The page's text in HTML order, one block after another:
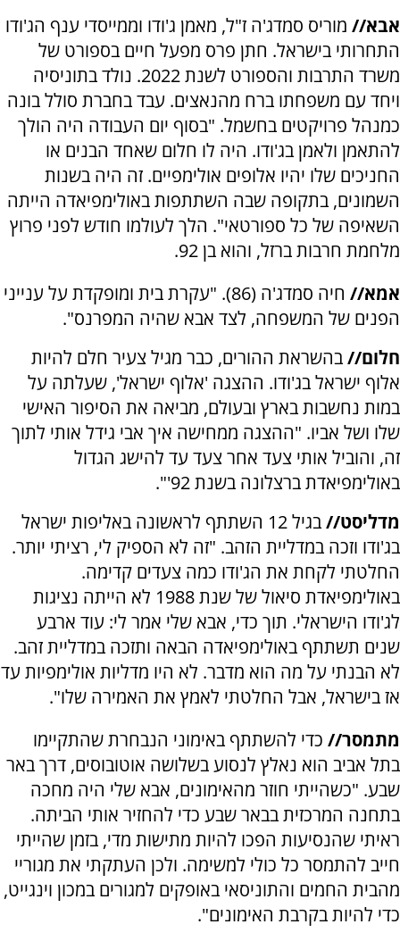
אבא// מוריס סמדג'ה ז"ל, מאמן ג'ודו וממייסדי ענף הג'ודו
התחרותי בישראל. חתן פרס מפעל חיים בספורט של
משרד התרבות והספורט לשנת 2022. נולד בתוניסיה
ויחד עם משפחתו ברח מהנאצים. עבד בחברת סולל בונה
כמנהל פרויקטים בחשמל. "בסוף יום העבודה היה הולך
להתאמן ולאמן בג'ודו. היה לו חלום שאחד הבנים או
החניכים שלו יהיו אלופים אולימפיים. זה היה בשנות
השמונים, בתקופה שבה השתתפות באולימפיאדה הייתה
השאיפה של כל ספורטאי". הלך לעולמו חודש לפני פרוץ
מלחמת חרבות ברזל, והוא בן 92.
אמא//
חיה סמדג'ה (86). "עקרת בית ומופקדת על ענייני
הפנים של המשפחה, לצד אבא שהיה המפרנס".
חלום//בהשראת ההורים, כבר מגיל צעיר חלם להיות
אלוף ישראל בג'ודו. ההצגה 'אלוף ישראל', שעלתה על
במות נחשבות בארץ ובעולם, מביאה את הסיפור האישי
שלו ושל אביו. "ההצגה ממחישה איך אבי גידל אותי לתוך
זה, והוביל אותי צעד אחר צעד עד להישג הגדול
באולימפיאדת ברצלונה בשנת 92'".
מדליסט//
בגיל 12 השתתף לראשונה באליפות ישראל
בג'ודו וזכה במדליית הזהב. "זה לא הספיק לי, רציתי יותר.
החלטתי לקחת את הג'ודו כמה צעדים קדימה.
באולימפיאדת סיאול של שנת 1988 לא הייתה נציגות
לג'ודו הישראלי. תוך כדי, אבא שלי אמר לי: עוד ארבע
שנים תשתתף באולימפיאדה הבאה ותזכה במדליית זהב.
לא הבנתי על מה הוא מדבר. לא היו מדליות אולימפיות עד
אז בישראל, אבל החלטתי לאמץ את האמירה שלו".
מתמסר// כדי להשתתף באימוני הנבחרת שהתקיימו
בתל אביב הוא נאלץ לנסוע בשלושה אוטובוסים, דרך באר
שבע. "כשהייתי חוזר מהאימונים, אבא שלי היה מחכה
בתחנה המרכזית בבאר שבע כדי להחזיר אותי הביתה.
ראיתי שהנסיעות הפכו להיות מתישות מדי, בזמן שהייתי
חייב להתמסר כל כולי למשימה. ולכן העתקתי את מגוריי
מהבית החמים והתוניסאי באופקים למגורים במכון וינגייט,
כדי להיות בקרבת האימונים".